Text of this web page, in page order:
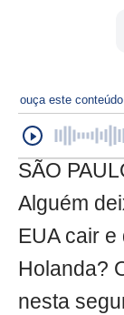
ouça este conteúdo
SÃO
Alguém
EUA cair
Holanda?
nesta